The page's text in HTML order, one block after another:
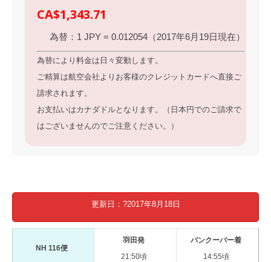
CA$1,343.71
為替：1 JPY = 0.012054（2017年6月19日現在）
為替により料金は日々変動します。
ご精算は航空会社よりお客様のクレジットカードへ直接ご
請求されます。
お支払いはカナダドルとなります。（日本円でのご請求で
はございませんのでご注意ください。）
更新日：?2017年8月18日
NH 116便
羽田発
21:50頃
バンクーバー着
14:55頃